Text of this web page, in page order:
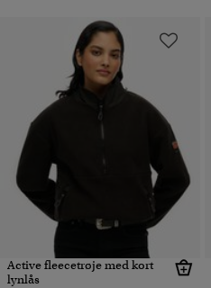
Active fleecetrøje med kort
lynlås